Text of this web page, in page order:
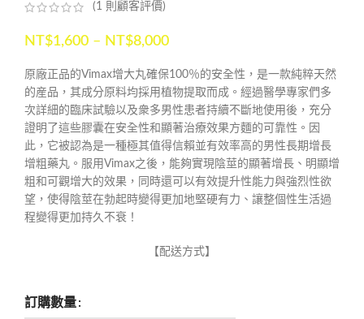
(1 則顧客評價)
NT$1,600 – NT$8,000
原廠正品的Vimax增大丸確保100％的安全性，是一款純粹天然
的産品，其成分原料均採用植物提取而成。經過醫學專家們多
次詳細的臨床試驗以及衆多男性患者持續不斷地使用後，充分
證明了這些膠囊在安全性和顯著治療效果方麵的可靠性。因
此，它被認為是一種極其值得信賴並有效率高的男性長期增長
增粗藥丸。服用Vimax之後，能夠實現陰莖的顯著增長、明顯增
粗和可觀增大的效果，同時還可以有效提升性能力與強烈性欲
望，使得陰莖在勃起時變得更加地堅硬有力、讓整個性生活過
程變得更加持久不衰！
【配送方式】
訂購數量